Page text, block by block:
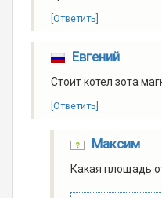
[Ответить]
Евгений
Стоит котел зота
[Ответить]
Максим
Какая площадь